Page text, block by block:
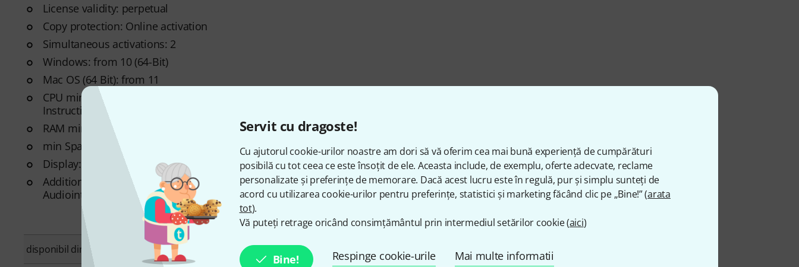
Servit cu dragoste!
Cu ajutorul cookie-urilor noastre am dori să vă oferim cea mai bună experiență de cumpărături
posibilă cu tot ceea ce este însoțit de ele. Aceasta include, de exemplu, oferte adecvate, reclame
personalizate și preferințe de memorare. Dacă acest lucru este în regulă, pur și simplu sunteți de
acord cu utilizarea cookie-urilor pentru preferințe, statistici și marketing făcând clic pe „Bine!” (arata
tot).
Vă puteți retrage oricând consimțământul prin intermediul setărilor cookie (aici)
Bine! Respinge cookie-urile Mai multe informatii
License validity: perpetual
Copy protection: Online activation
Simultaneous activations: 2
Windows: from 10 (64-Bit)
Mac OS (64 Bit): from 11
CPU min.: AMD Ryzen, Apple Silicon, Intel Core i5 ab 5. Generation (Unterstützung AVX2
Instruction set)
RAM min. (GB): 8
min Space on HD (GB): 3 GB
Display: 1366 x 768
Additional System requirements: Internet Connection for Installation and Activation, ASIO-comp.
Audiointerface (Windows)
disponibil din Martie 2024 numărul articolului 587432